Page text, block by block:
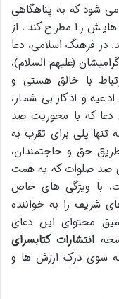
می شود که به پناهگاهی
هایش را مطرح کند، از
در فرهنگ اسلامی، دعا
(علیهم السلام)،
با خالق هستی و
و اذکار بی شمار،
دعا که با محوریت صد
تنها پلی برای تقرب به
حق و حاجتمندان،
صد صلوات که به همت
با ویژگی های خاص
شریف را به خواننده
محتوای این دعای
انتشارات کتابسرای
سوی درک ارزش ها و